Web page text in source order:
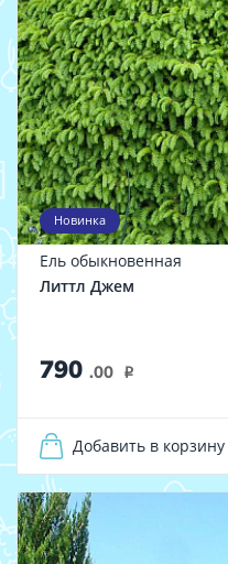
Новинка
Ель обыкновенная
Литтл Джем
790 .00 i
Добавить в корзину